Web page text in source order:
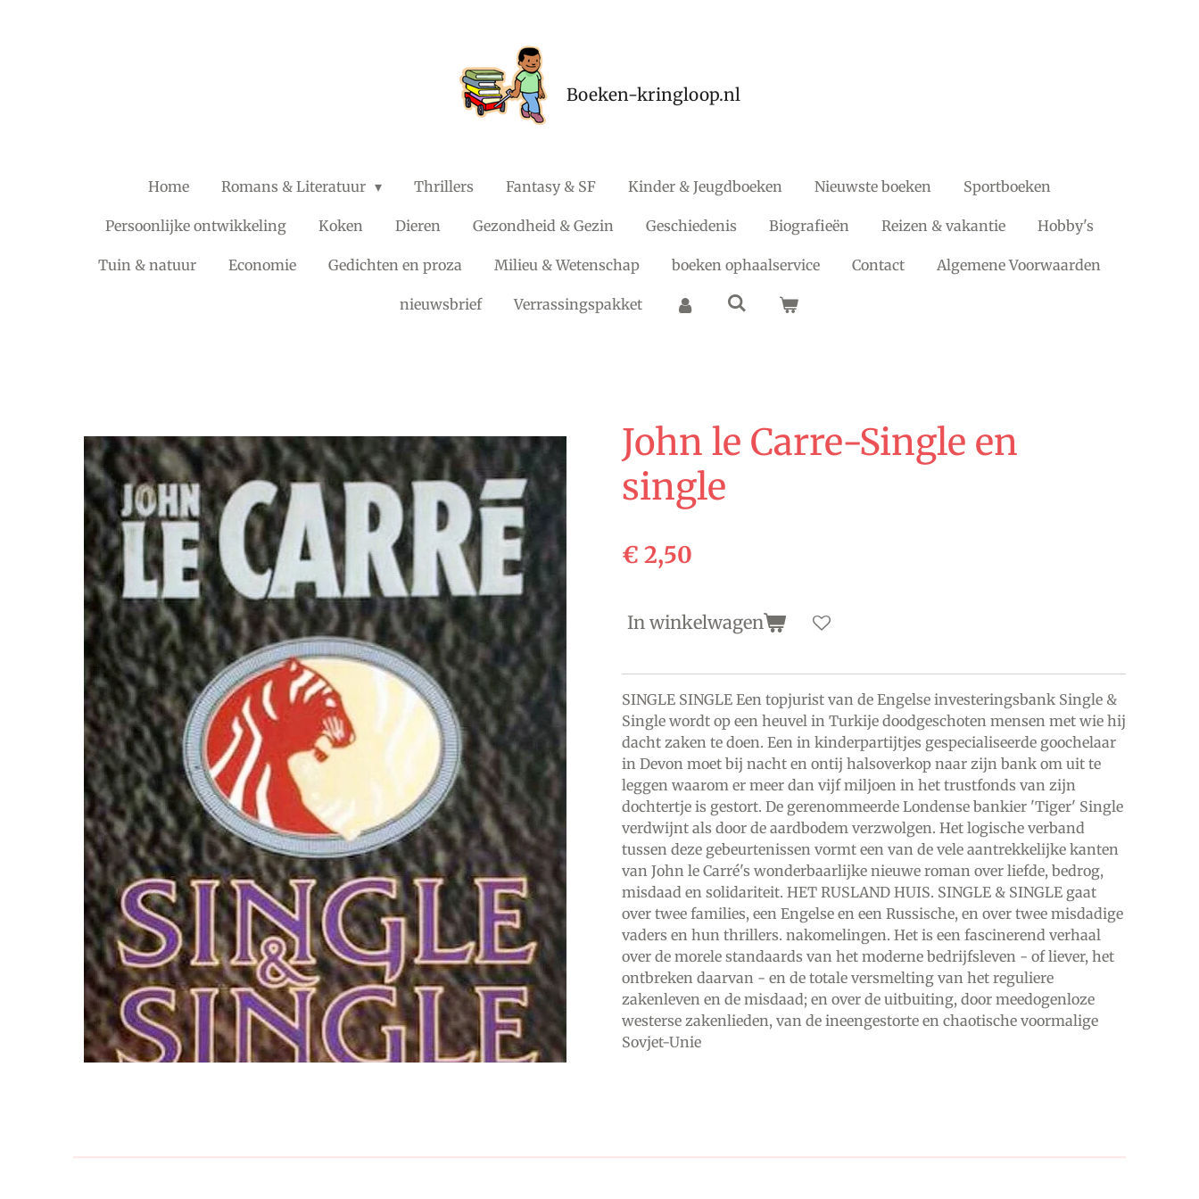
Boeken-kringloop.nl
Home Romans & Literatuur Thrillers Fantasy & SF Kinder & Jeugdboeken Nieuwste boeken Sportboeken
Persoonlijke ontwikkeling Koken Dieren Gezondheid & Gezin Geschiedenis Biografieën Reizen & vakantie Hobby's
Tuin & natuur Economie Gedichten en proza Milieu & Wetenschap boeken ophaalservice Contact Algemene Voorwaarden
nieuwsbrief Verrassingspakket
John le Carre-Single en
single
€ 2,50
In winkelwagen
SINGLE SINGLE Een topjurist van de Engelse investeringsbank Single &
Single wordt op een heuvel in Turkije doodgeschoten mensen met wie hij
dacht zaken te doen. Een in kinderpartijtjes gespecialiseerde goochelaar
in Devon moet bij nacht en ontij halsoverkop naar zijn bank om uit te
leggen waarom er meer dan vijf miljoen in het trustfonds van zijn
dochtertje is gestort. De gerenommeerde Londense bankier 'Tiger' Single
verdwijnt als door de aardbodem verzwolgen. Het logische verband
tussen deze gebeurtenissen vormt een van de vele aantrekkelijke kanten
van John le Carré's wonderbaarlijke nieuwe roman over liefde, bedrog,
misdaad en solidariteit. HET RUSLAND HUIS. SINGLE & SINGLE gaat
over twee families, een Engelse en een Russische, en over twee misdadige
vaders en hun thrillers. nakomelingen. Het is een fascinerend verhaal
over de morele standaards van het moderne bedrijfsleven - of liever, het
ontbreken daarvan - en de totale versmelting van het reguliere
zakenleven en de misdaad; en over de uitbuiting, door meedogenloze
westerse zakenlieden, van de ineengestorte en chaotische voormalige
Sovjet-Unie